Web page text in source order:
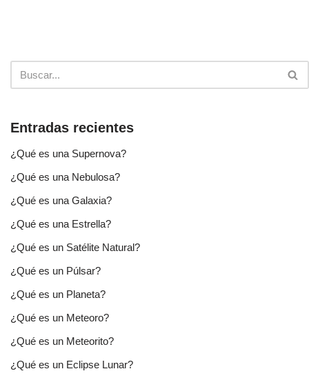
Entradas recientes
¿Qué es una Supernova?
¿Qué es una Nebulosa?
¿Qué es una Galaxia?
¿Qué es una Estrella?
¿Qué es un Satélite Natural?
¿Qué es un Púlsar?
¿Qué es un Planeta?
¿Qué es un Meteoro?
¿Qué es un Meteorito?
¿Qué es un Eclipse Lunar?